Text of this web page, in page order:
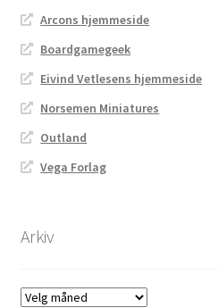
Arcons hjemmeside
Boardgamegeek
Eivind Vetlesens hjemmeside
Norsemen Miniatures
Outland
Vega Forlag
Arkiv
Arkiv